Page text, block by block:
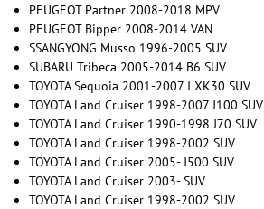
PEUGEOT Partner 2008-2018 MPV
PEUGEOT Bipper 2008-2014 VAN
SSANGYONG Musso 1996-2005 SUV
SUBARU Tribeca 2005-2014 B6 SUV
TOYOTA Sequoia 2001-2007 I XK30 SUV
TOYOTA Land Cruiser 1998-2007 J100 SUV
TOYOTA Land Cruiser 1990-1998 J70 SUV
TOYOTA Land Cruiser 1998-2002 SUV
TOYOTA Land Cruiser 2005- J500 SUV
TOYOTA Land Cruiser 2003- SUV
TOYOTA Land Cruiser 1998-2002 SUV